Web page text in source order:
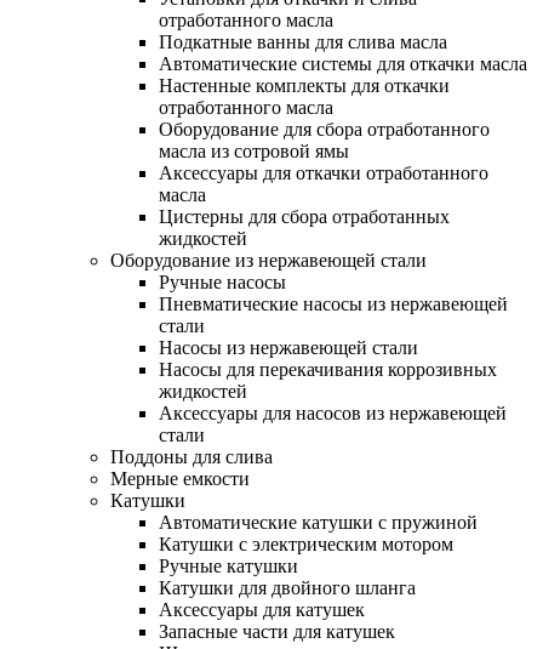
отработанного масла
Подкатные ванны для слива масла
Автоматические системы для откачки масла
Настенные комплекты для откачки
отработанного масла
Оборудование для сбора отработанного
масла из сотровой ямы
Аксессуары для откачки отработанного
масла
Цистерны для сбора отработанных
жидкостей
Оборудование из нержавеющей стали
Ручные насосы
Пневматические насосы из нержавеющей
стали
Насосы из нержавеющей стали
Насосы для перекачивания коррозивных
жидкостей
Аксессуары для насосов из нержавеющей
стали
Поддоны для слива
Мерные емкости
Катушки
Автоматические катушки с пружиной
Катушки с электрическим мотором
Ручные катушки
Катушки для двойного шланга
Аксессуары для катушек
Запасные части для катушек